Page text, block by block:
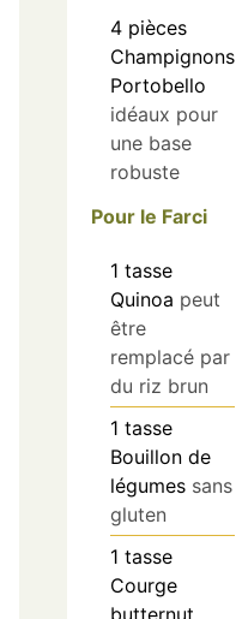
4 pièces
Champignons
Portobello
idéaux pour
une base
robuste
Pour le Farci
1 tasse
Quinoa peut
être
remplacé par
du riz brun
1 tasse
Bouillon de
légumes sans
gluten
1 tasse
Courge
butternut